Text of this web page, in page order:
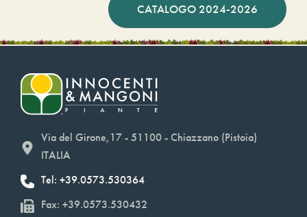
CATALOGO 2024-2026
Via del Girone,17 - 51100 - Chiazzano (Pistoia)
ITALIA
Tel: +39.0573.530364
Fax: +39.0573.530432